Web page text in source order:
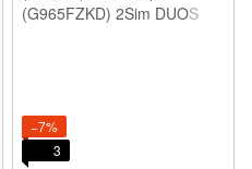
−7%
3